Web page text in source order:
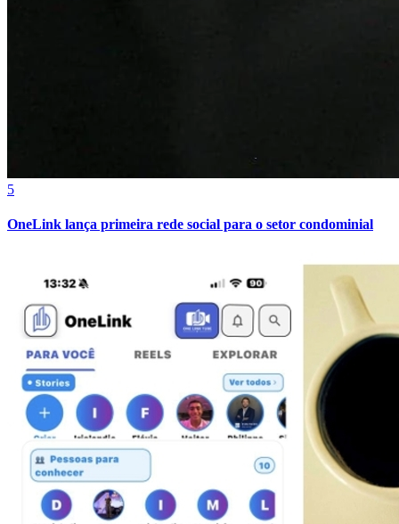
Juventude
5
OneLink lança primeira rede social para o setor condominial